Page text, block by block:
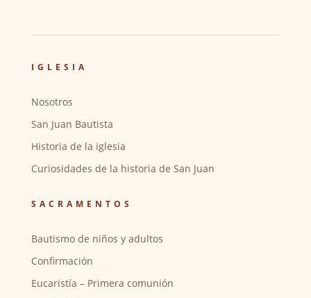
IGLESIA
Nosotros
San Juan Bautista
Historia de la iglesia
Curiosidades de la historia de San Juan
SACRAMENTOS
Bautismo de niños y adultos
Confirmación
Eucaristía – Primera comunión